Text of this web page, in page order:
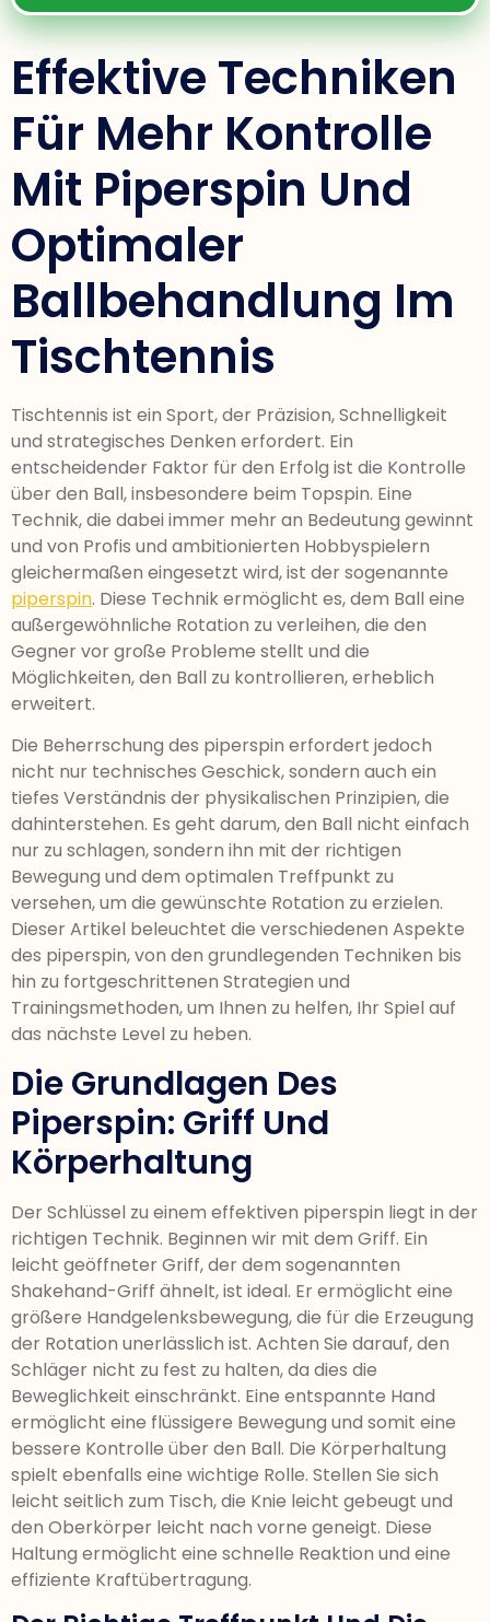
Effektive Techniken
Für Mehr Kontrolle
Mit Piperspin Und
Optimaler
Ballbehandlung Im
Tischtennis
Tischtennis ist ein Sport, der Präzision, Schnelligkeit
und strategisches Denken erfordert. Ein
entscheidender Faktor für den Erfolg ist die Kontrolle
über den Ball, insbesondere beim Topspin. Eine
Technik, die dabei immer mehr an Bedeutung gewinnt
und von Profis und ambitionierten Hobbyspielern
gleichermaßen eingesetzt wird, ist der sogenannte
piperspin. Diese Technik ermöglicht es, dem Ball eine
außergewöhnliche Rotation zu verleihen, die den
Gegner vor große Probleme stellt und die
Möglichkeiten, den Ball zu kontrollieren, erheblich
erweitert.
Die Beherrschung des piperspin erfordert jedoch
nicht nur technisches Geschick, sondern auch ein
tiefes Verständnis der physikalischen Prinzipien, die
dahinterstehen. Es geht darum, den Ball nicht einfach
nur zu schlagen, sondern ihn mit der richtigen
Bewegung und dem optimalen Treffpunkt zu
versehen, um die gewünschte Rotation zu erzielen.
Dieser Artikel beleuchtet die verschiedenen Aspekte
des piperspin, von den grundlegenden Techniken bis
hin zu fortgeschrittenen Strategien und
Trainingsmethoden, um Ihnen zu helfen, Ihr Spiel auf
das nächste Level zu heben.
Die Grundlagen Des
Piperspin: Griff Und
Körperhaltung
Der Schlüssel zu einem effektiven piperspin liegt in der
richtigen Technik. Beginnen wir mit dem Griff. Ein
leicht geöffneter Griff, der dem sogenannten
Shakehand-Griff ähnelt, ist ideal. Er ermöglicht eine
größere Handgelenksbewegung, die für die Erzeugung
der Rotation unerlässlich ist. Achten Sie darauf, den
Schläger nicht zu fest zu halten, da dies die
Beweglichkeit einschränkt. Eine entspannte Hand
ermöglicht eine flüssigere Bewegung und somit eine
bessere Kontrolle über den Ball. Die Körperhaltung
spielt ebenfalls eine wichtige Rolle. Stellen Sie sich
leicht seitlich zum Tisch, die Knie leicht gebeugt und
den Oberkörper leicht nach vorne geneigt. Diese
Haltung ermöglicht eine schnelle Reaktion und eine
effiziente Kraftübertragung.